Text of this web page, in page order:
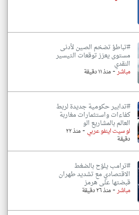
#تباطؤ تضخم الصين لأدنى
مستوى يعزز توقعات التيسير
النقدي
مباشر-منذ ١١ دقيقة
#تدابير حكومية جديدة لربط
كفاءات واستثمارات مغاربة
العالم بالمشاريع الو
لو سيت اينفو عربي- منذ ٢٢
دقيقة
#ترامب يلوّح بالضغط
الاقتصادي مع تشديد طهران
قبضتها على هرمز
مباشر-منذ ٢٦ دقيقة